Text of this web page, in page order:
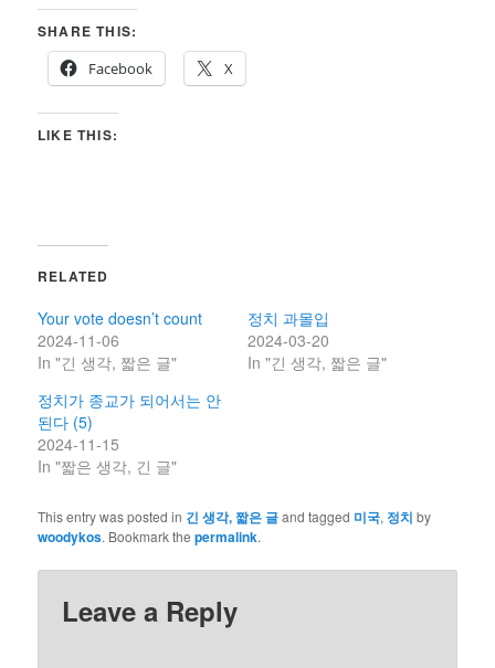
SHARE THIS:
Facebook
X
LIKE THIS:
RELATED
Your vote doesn’t count
2024-11-06
In "긴 생각, 짧은 글"
정치 과몰입
2024-03-20
In "긴 생각, 짧은 글"
정치가 종교가 되어서는 안
된다 (5)
2024-11-15
In "짧은 생각, 긴 글"
This entry was posted in 긴 생각, 짧은 글and tagged 미국, 정치 by
woodykos. Bookmark thepermalink.
Leave a Reply